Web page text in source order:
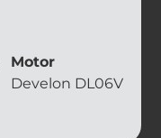
Motor
Develon DL06V